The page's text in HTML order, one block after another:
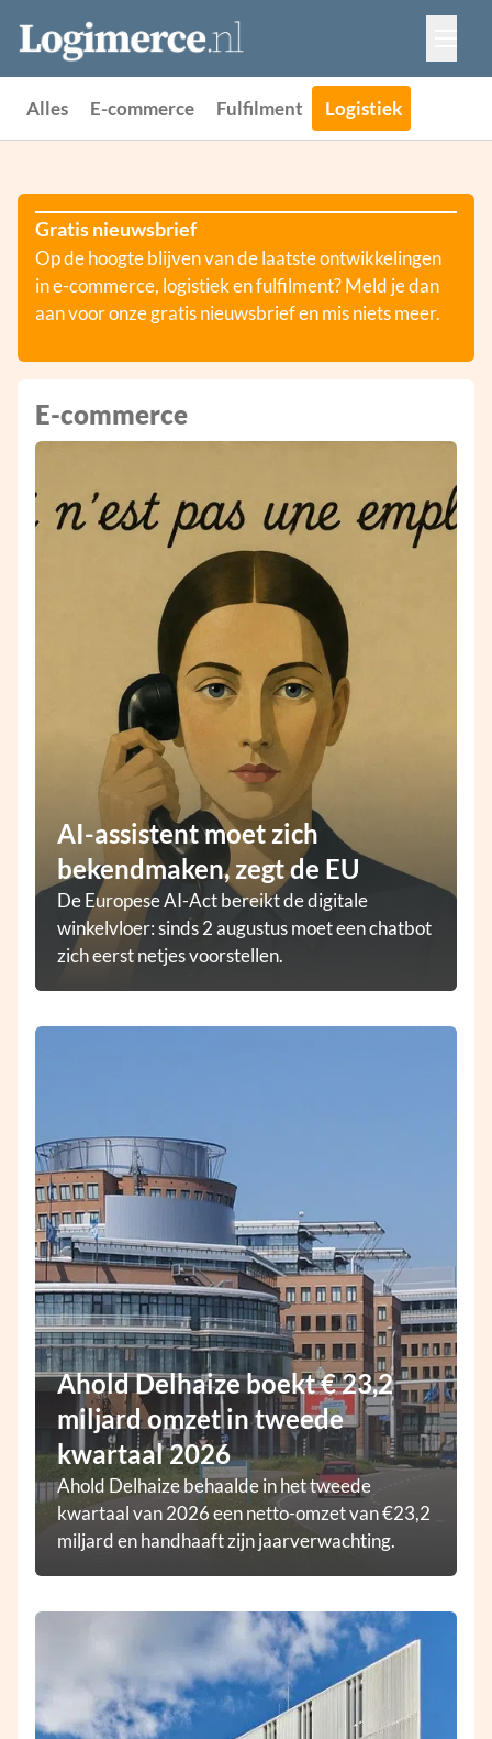
Vacatures
Events
Alles E-commerce Fulfilment Logistiek
Gratis nieuwsbrief
Op de hoogte blijven van de laatste ontwikkelingen
in e-commerce, logistiek en fulfilment? Meld je dan
aan voor onze gratis nieuwsbrief en mis niets meer.
E-commerce
AI-assistent moet zich
bekendmaken, zegt de EU
De Europese AI-Act bereikt de digitale
winkelvloer: sinds 2 augustus moet een chatbot
zich eerst netjes voorstellen.
Ahold Delhaize boekt € 23,2
miljard omzet in tweede
kwartaal 2026
Ahold Delhaize behaalde in het tweede
kwartaal van 2026 een netto-omzet van €23,2
miljard en handhaaft zijn jaarverwachting.